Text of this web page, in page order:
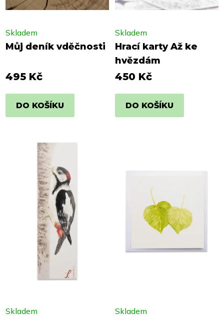
Můj deník vděčnosti
Skladem
495 Kč
DO KOŠÍKU
Hrací karty Až ke
hvězdám
Skladem
450 Kč
DO KOŠÍKU
Skladem Skladem